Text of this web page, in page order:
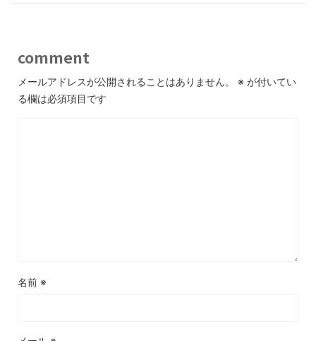
comment
メールアドレスが公開されることはありません。 ※ が付いてい
る欄は必須項目です
名前 ※